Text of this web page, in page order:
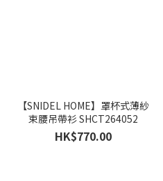
【SNIDEL HOME】罩杯式薄紗
束腰吊帶衫 SHCT264052
HK$770.00